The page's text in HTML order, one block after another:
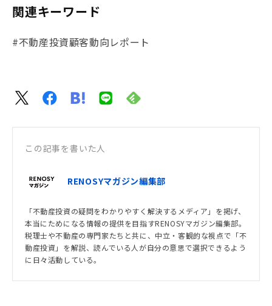
関連キーワード
#不動産投資顧客動向レポート
この記事を書いた人
RENOSYマガジン編集部
「不動産投資の疑問をわかりやすく解決するメディア」を掲げ、
本当にためになる情報の提供を目指すRENOSYマガジン編集部。
税理士や不動産の専門家たちと共に、中立・客観的な視点で「不
動産投資」を解説、読んでいる人が自分の意思で選択できるよう
に日々活動している。